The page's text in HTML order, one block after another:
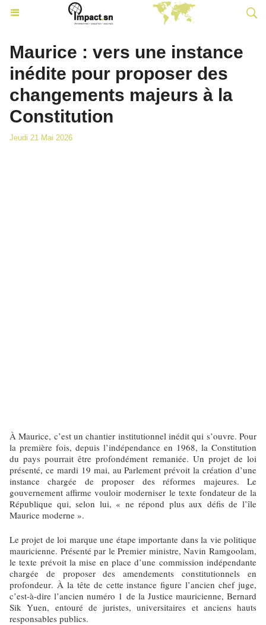
Maurice : vers une instance
inédite pour proposer des
changements majeurs à la
Constitution
Jeudi 21 Mai 2026
À Maurice, c’est un chantier institutionnel inédit qui s’ouvre. Pour
la première fois, depuis l’indépendance en 1968, la Constitution
du pays pourrait être profondément remaniée. Un projet de loi
présenté, ce mardi 19 mai, au Parlement prévoit la création d’une
instance chargée de proposer des réformes majeures. Le
gouvernement affirme vouloir moderniser le texte fondateur de la
République qui, selon lui, « ne répond plus aux défis de l’île
Maurice moderne ».
Le projet de loi marque une étape importante dans la vie politique
mauricienne. Présenté par le Premier ministre, Navin Ramgoolam,
le texte prévoit la mise en place d’une commission indépendante
chargée de proposer des amendements constitutionnels en
profondeur. À la tête de cette instance figure l’ancien chef juge,
c’est-à-dire l’ancien numéro 1 de la Justice mauricienne, Bernard
Sik Yuen, entouré de juristes, universitaires et anciens hauts
responsables publics.